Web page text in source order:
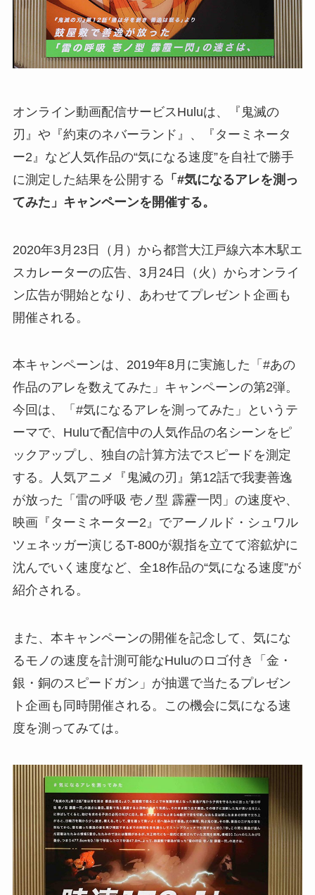
オンライン動画配信サービスHuluは、『鬼滅の
刃』や『約束のネバーランド』、『ターミネータ
ー2』など人気作品の“気になる速度”を自社で勝手
に測定した結果を公開する 「#気になるアレを測っ
てみた」キャンペーンを開催する。
2020年3月23日（月）から都営大江戸線六本木駅エ
スカレーターの広告、3月24日（火）からオンライ
ン広告が開始となり、あわせてプレゼント企画も
開催される。
本キャンペーンは、2019年8月に実施した「#あの
作品のアレを数えてみた」キャンペーンの第2弾。
今回は、「#気になるアレを測ってみた」というテ
ーマで、Huluで配信中の人気作品の名シーンをピ
ックアップし、独自の計算方法でスピードを測定
する。人気アニメ『鬼滅の刃』第12話で我妻善逸
が放った「雷の呼吸 壱ノ型 霹靂一閃」の速度や、
映画『ターミネーター2』でアーノルド・シュワル
ツェネッガー演じるT-800が親指を立てて溶鉱炉に
沈んでいく速度など、全18作品の“気になる速度”が
紹介される。
また、本キャンペーンの開催を記念して、気にな
るモノの速度を計測可能なHuluのロゴ付き「金・
銀・銅のスピードガン」が抽選で当たるプレゼン
ト企画も同時開催される。この機会に気になる速
度を測ってみては。